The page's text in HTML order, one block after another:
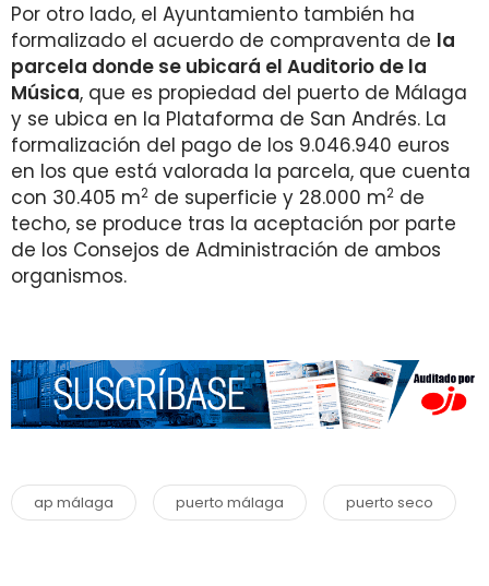
Por otro lado, el Ayuntamiento también ha
formalizado el acuerdo de compraventa de la
parcela donde se ubicará el Auditorio de la
Música, que es propiedad del puerto de Málaga
y se ubica en la Plataforma de San Andrés. La
formalización del pago de los 9.046.940 euros
en los que está valorada la parcela, que cuenta
con 30.405 m2 de superficie y 28.000 m2 de
techo, se produce tras la aceptación por parte
de los Consejos de Administración de ambos
organismos.
ap málaga puerto málaga puerto seco